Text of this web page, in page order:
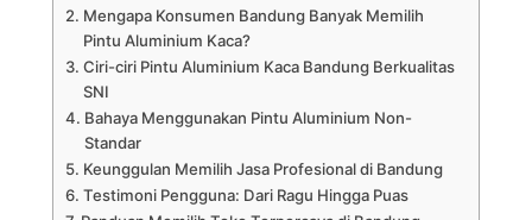
Mengapa Konsumen Bandung Banyak Memilih
Pintu Aluminium Kaca?
Ciri-ciri Pintu Aluminium Kaca Bandung Berkualitas
SNI
Bahaya Menggunakan Pintu Aluminium Non-
Standar
Keunggulan Memilih Jasa Profesional di Bandung
Testimoni Pengguna: Dari Ragu Hingga Puas